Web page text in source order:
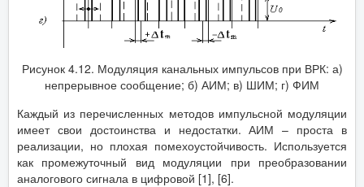
Рисунок 4.12. Модуляция канальных импульсов при ВРК: а)
непрерывное сообщение; б) АИМ; в) ШИМ; г) ФИМ
Каждый из перечисленных методов импульсной модуляции
имеет свои достоинства и недостатки. АИМ – проста в
реализации, но плохая помехоустойчивость. Используется
как промежуточный вид модуляции при преобразовании
аналогового сигнала в цифровой [1], [6].